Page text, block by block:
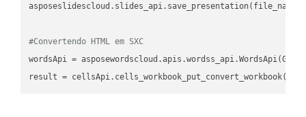
#Convertendo HTML em SXC
wordsApi =
result =